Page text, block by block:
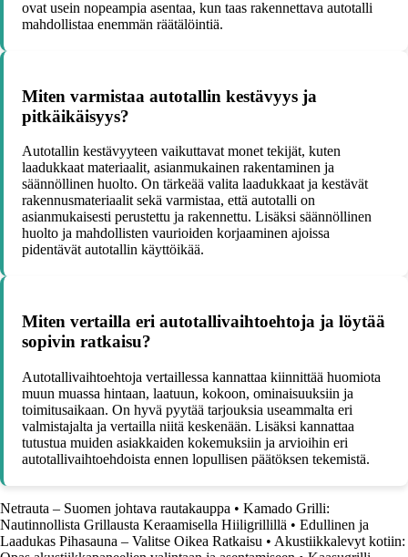
ovat usein nopeampia asentaa, kun taas rakennettava autotalli
mahdollistaa enemmän räätälöintiä.
Miten varmistaa autotallin kestävyys ja
pitkäikäisyys?
Autotallin kestävyyteen vaikuttavat monet tekijät, kuten
laadukkaat materiaalit, asianmukainen rakentaminen ja
säännöllinen huolto. On tärkeää valita laadukkaat ja kestävät
rakennusmateriaalit sekä varmistaa, että autotalli on
asianmukaisesti perustettu ja rakennettu. Lisäksi säännöllinen
huolto ja mahdollisten vaurioiden korjaaminen ajoissa
pidentävät autotallin käyttöikää.
Miten vertailla eri autotallivaihtoehtoja ja löytää
sopivin ratkaisu?
Autotallivaihtoehtoja vertaillessa kannattaa kiinnittää huomiota
muun muassa hintaan, laatuun, kokoon, ominaisuuksiin ja
toimitusaikaan. On hyvä pyytää tarjouksia useammalta eri
valmistajalta ja vertailla niitä keskenään. Lisäksi kannattaa
tutustua muiden asiakkaiden kokemuksiin ja arvioihin eri
autotallivaihtoehdoista ennen lopullisen päätöksen tekemistä.
Netrauta – Suomen johtava rautakauppa • Kamado Grilli:
Nautinnollista Grillausta Keraamisella Hiiligrillillä • Edullinen ja
Laadukas Pihasauna – Valitse Oikea Ratkaisu • Akustiikkalevyt kotiin: